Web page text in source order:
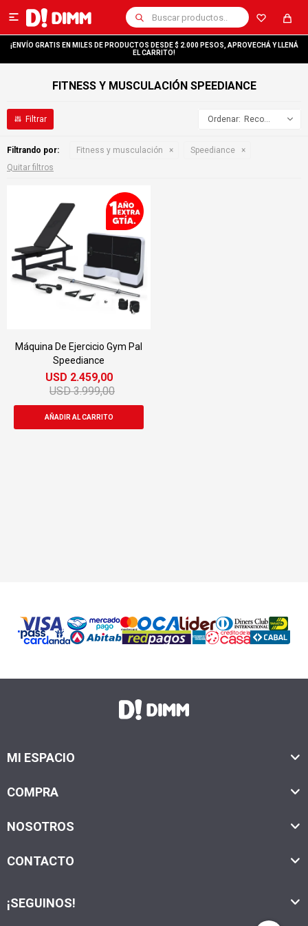

¡ENVÍO GRATIS EN MILES DE PRODUCTOS DESDE $ 2.000 PESOS, APROVECHÁ Y LLENÁ
EL CARRITO!
FITNESS Y MUSCULACIÓN SPEEDIANCE
Recomendados
Filtrando por: Fitness y musculación
Speediance
Quitar filtros
Máquina De Ejercicio Gym Pal
Speediance
USD 2.459,00
USD 3.999,00
MI ESPACIO
COMPRA
NOSOTROS
CONTACTO
¡SEGUINOS!